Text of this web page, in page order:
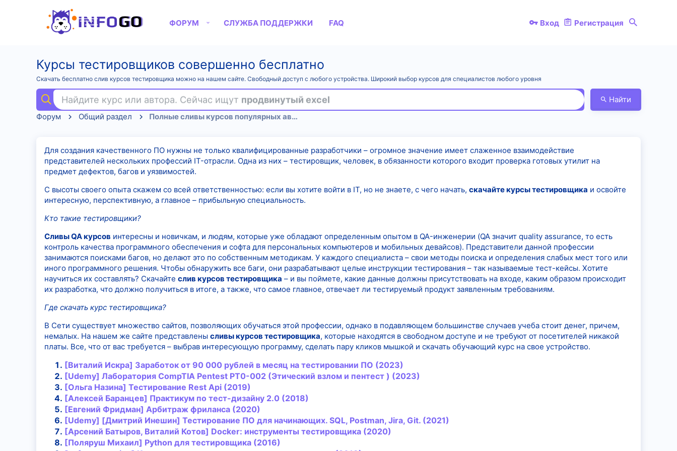
ФОРУМ СЛУЖБА ПОДДЕРЖКИ FAQ Вход Регистрация
Курсы тестировщиков совершенно бесплатно
Скачать бесплатно слив курсов тестировщика можно на нашем сайте. Свободный доступ с любого устройства. Широкий выбор курсов для специалистов любого уровня
Найдите курс или автора. Сейчас ищут продвинутый excel
Найти
Форум
Общий раздел Полные сливы курсов популярных авторов
Для создания качественного ПО нужны не только квалифицированные разработчики – огромное значение имеет слаженное взаимодействие
представителей нескольких профессий IT-отрасли. Одна из них – тестировщик, человек, в обязанности которого входит проверка готовых утилит на
предмет дефектов, багов и уязвимостей.
С высоты своего опыта скажем со всей ответственностью: если вы хотите войти в IT, но не знаете, с чего начать, скачайте курсы тестировщика и освойте
интересную, перспективную, а главное – прибыльную специальность.
Кто такие тестировщики?
Сливы QA курсов интересны и новичкам, и людям, которые уже обладают определенным опытом в QA-инженерии (QA значит quality assurance, то есть
контроль качества программного обеспечения и софта для персональных компьютеров и мобильных девайсов). Представители данной профессии
занимаются поисками багов, но делают это по собственным методикам. У каждого специалиста – свои методы поиска и определения слабых мест того или
иного программного решения. Чтобы обнаружить все баги, они разрабатывают целые инструкции тестирования – так называемые тест-кейсы. Хотите
научиться их составлять? Скачайте слив курсов тестировщика – и вы поймете, какие данные должны присутствовать на входе, каким образом происходит
их разработка, что должно получиться в итоге, а также, что самое главное, отвечает ли тестируемый продукт заявленным требованиям.
Где скачать курс тестировщика?
В Сети существует множество сайтов, позволяющих обучаться этой профессии, однако в подавляющем большинстве случаев учеба стоит денег, причем,
немалых. На нашем же сайте представлены сливы курсов тестировщика, которые находятся в свободном доступе и не требуют от посетителей никакой
платы. Все, что от вас требуется – выбрав интересующую программу, сделать пару кликов мышкой и скачать обучающий курс на свое устройство.
[Виталий Искра] Заработок от 90 000 рублей в месяц на тестировании ПО (2023)
[Udemy] Лаборатория CompTIA Pentest PT0-002 (Этический взлом и пентест ) (2023)
[Ольга Назина] Тестирование Rest Api (2019)
[Алексей Баранцев] Практикум по тест-дизайну 2.0 (2018)
[Евгений Фридман] Арбитраж фриланса (2020)
[Udemy] [Дмитрий Инешин] Тестирование ПО для начинающих. SQL, Postman, Jira, Git. (2021)
[Арсений Батыров, Виталий Котов] Docker: инструменты тестировщика (2020)
[Поляруш Михаил] Python для тестировщика (2016)